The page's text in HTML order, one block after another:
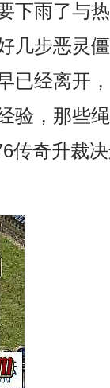
下雨了与
几步恶灵
已经离开
验，那些
传奇升裁